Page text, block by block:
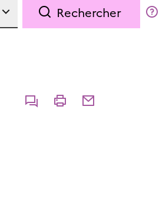
Rechercher
CommenterImprimerPartager par courriel